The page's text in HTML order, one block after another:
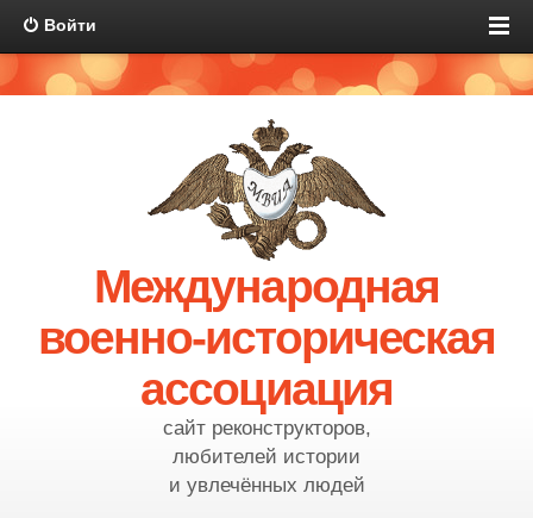
Войти
Международная
военно-историческая
ассоциация
сайт реконструкторов,
любителей истории
и увлечённых людей